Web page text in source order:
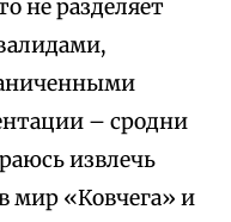
не разделяет
– сродни
извлечь
мир «Ковчега» и